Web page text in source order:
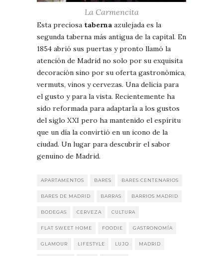
La Carmencita
Esta preciosa taberna azulejada es la
segunda taberna más antigua de la capital. En
1854 abrió sus puertas y pronto llamó la
atención de Madrid no solo por su exquisita
decoración sino por su oferta gastronómica,
vermuts, vinos y cervezas. Una delicia para
el gusto y para la vista. Recientemente ha
sido reformada para adaptarla a los gustos
del siglo XXI pero ha mantenido el espíritu
que un día la convirtió en un icono de la
ciudad. Un lugar para descubrir el sabor
genuino de Madrid.
APARTAMENTOS BARES BARES CENTENARIOS
BARES DE MADRID BARRAS BARRIOS MADRID
BODEGAS CERVEZA CULTURA
FLAT SWEET HOME FOODIE GASTRONOMÍA
GLAMOUR LIFESTYLE LUJO MADRID